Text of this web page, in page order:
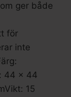
ger både
för
inte
44 x 44
15